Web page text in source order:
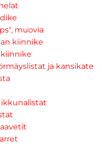
muovia
kiinnike
ja kansikate
ikkunalistat